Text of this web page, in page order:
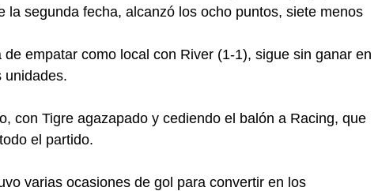
la segunda fecha, alcanzó los ocho puntos, siete menos
empatar como local con River (1-1), sigue sin ganar en
unidades.
con Tigre agazapado y cediendo el balón a Racing, que
el partido.
varias ocasiones de gol para convertir en los